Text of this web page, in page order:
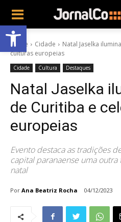
Abrir a barra de ferramentas
Home Cidade
Natal Jaselka
culturas europeias
Cidade Cultura Destaques
Natal Jaselka
de Curitiba e
europeias
Evento destaca as tradições
capital paranaense uma
natal
Por Ana Beatriz Rocha 04/12/2023